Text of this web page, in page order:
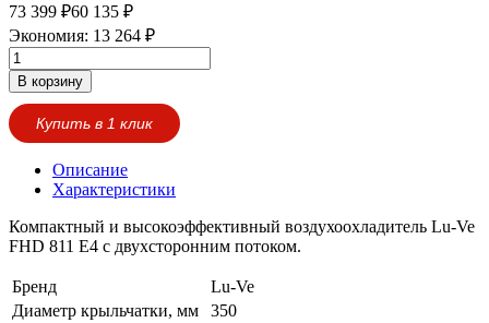
73 399 ₽60 135 ₽
Экономия: 13 264 ₽
В корзину
Купить в 1 клик
Описание
Характеристики
Компактный и высокоэффективный воздухоохладитель Lu-Ve
FHD 811 E4 с двухсторонним потоком.
Бренд
Lu-Ve
Диаметр крыльчатки, мм
350